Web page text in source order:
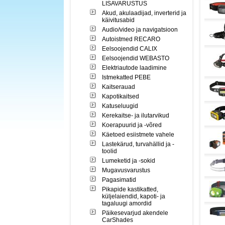
LISAVARUSTUS
Akud, akulaadijad, inverterid ja
käivitusabid
Audio/video ja navigatsioon
Autoistmed RECARO
Eelsoojendid CALIX
Eelsoojendid WEBASTO
Elektriautode laadimine
Istmekatted PEBE
Kaitserauad
Kapotikaitsed
Katuseluugid
Kerekaitse- ja ilutarvikud
Koerapuurid ja -võred
Käetoed esiistmete vahele
Lastekärud, turvahällid ja -
toolid
Lumeketid ja -sokid
Mugavusvarustus
Pagasimatid
Pikapide kastikatted,
küljelaiendid, kapoti- ja
tagaluugi amordid
Päikesevarjud akendele
CarShades